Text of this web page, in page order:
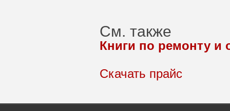
См. также
Книги по ремонту и
Скачать прайс